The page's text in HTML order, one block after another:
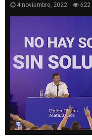
4 noviembre, 2022 622